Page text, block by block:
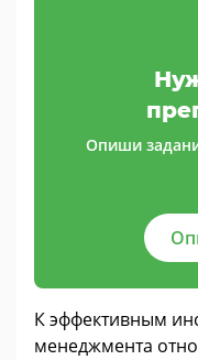
Опиши
К эффективным
менеджмента